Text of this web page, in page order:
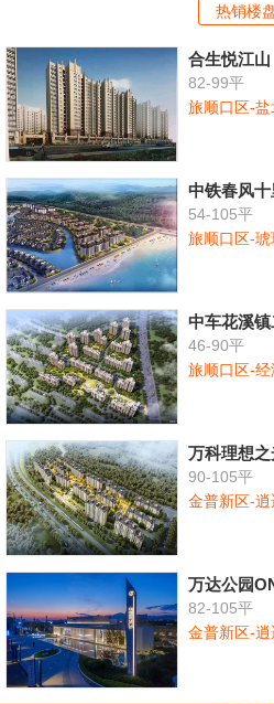
热销楼
合生悦江山
82-99平
旅顺口区-盐
中铁春风
54-105平
旅顺口区-琥
中车花溪镇
46-90平
旅顺口区-
万科理想之
90-105平
金普新区-逍
万达公园
82-105平
金普新区-逍